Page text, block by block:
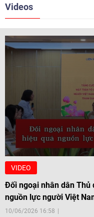
Videos
VIDEO
Đối ngoại nhân dân Thủ
nguồn lực người Việt
10/06/2026 16:58